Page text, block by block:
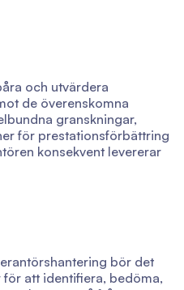
och utvärdera
de överenskomna
granskningar,
för prestationsförbättring
konsekvent levererar
bör det
att identifiera, bedöma,